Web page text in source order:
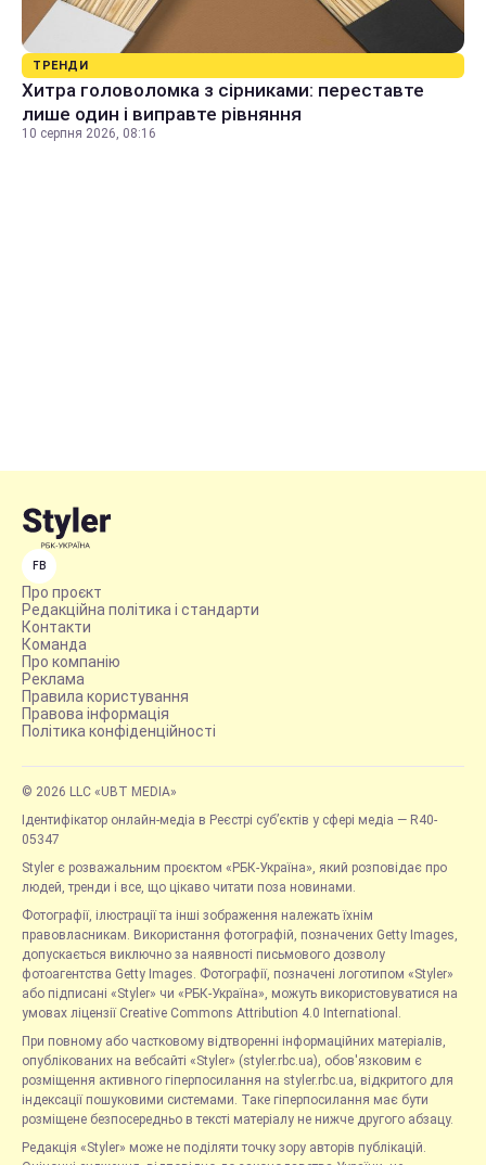
ТРЕНДИ
Хитра головоломка з сірниками: переставте
лише один і виправте рівняння
10 серпня 2026, 08:16
FB
Про проєкт
Редакційна політика і стандарти
Контакти
Команда
Про компанію
Реклама
Правила користування
Правова інформація
Політика конфіденційності
© 2026 LLC «UBT MEDIA»
Ідентифікатор онлайн-медіа в Реєстрі суб’єктів у сфері медіа — R40-
05347
Styler є розважальним проєктом «РБК-Україна», який розповідає про
людей, тренди і все, що цікаво читати поза новинами.
Фотографії, ілюстрації та інші зображення належать їхнім
правовласникам. Використання фотографій, позначених Getty Images,
допускається виключно за наявності письмового дозволу
фотоагентства Getty Images. Фотографії, позначені логотипом «Styler»
або підписані «Styler» чи «РБК-Україна», можуть використовуватися на
умовах ліцензії Creative Commons Attribution 4.0 International.
При повному або частковому відтворенні інформаційних матеріалів,
опублікованих на вебсайті «Styler» (styler.rbc.ua), обов'язковим є
розміщення активного гіперпосилання на styler.rbc.ua, відкритого для
індексації пошуковими системами. Таке гіперпосилання має бути
розміщене безпосередньо в тексті матеріалу не нижче другого абзацу.
Редакція «Styler» може не поділяти точку зору авторів публікацій.